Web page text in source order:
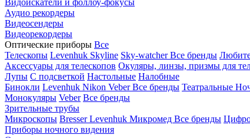
Видоискатели и фоллоу-фокусы
Аудио рекордеры
Видеосендеры
Видеорекордеры
Оптические приборы Все
Телескопы Levenhuk Skyline Sky-watcherВсе бренды
Аксессуары для телескопов Окуляры, линзы, призмы для
Лупы С подсветкой Настольные Налобные
Бинокли Levenhuk Nikon VeberВсе бренды Театральные
Монокуляры Veber Все бренды
Зрительные трубы
Микроскопы BresserLevenhuk Микромед Все бренды
Приборы ночного видения